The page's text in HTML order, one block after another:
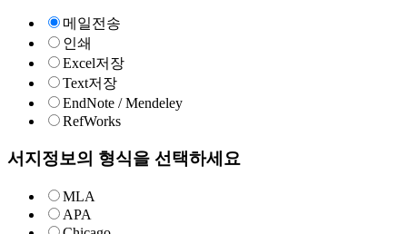
메일전송
인쇄
Excel저장
Text저장
EndNote / Mendeley
RefWorks
서지정보의 형식을 선택하세요
MLA
APA